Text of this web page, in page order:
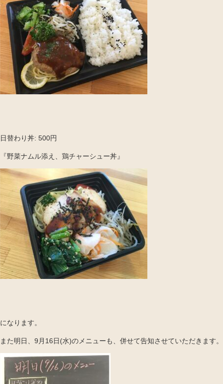
日替わり丼: 500円
『野菜ナムル添え、鶏チャーシュー丼』
になります。
また明日、9月16日(水)のメニューも、併せて告知させていただきます。